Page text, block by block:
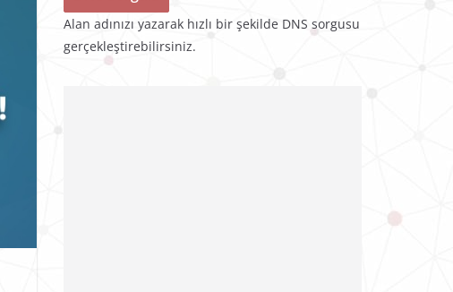
Alan adınızı yazarak hızlı bir şekilde DNS sorgusu
gerçekleştirebilirsiniz.